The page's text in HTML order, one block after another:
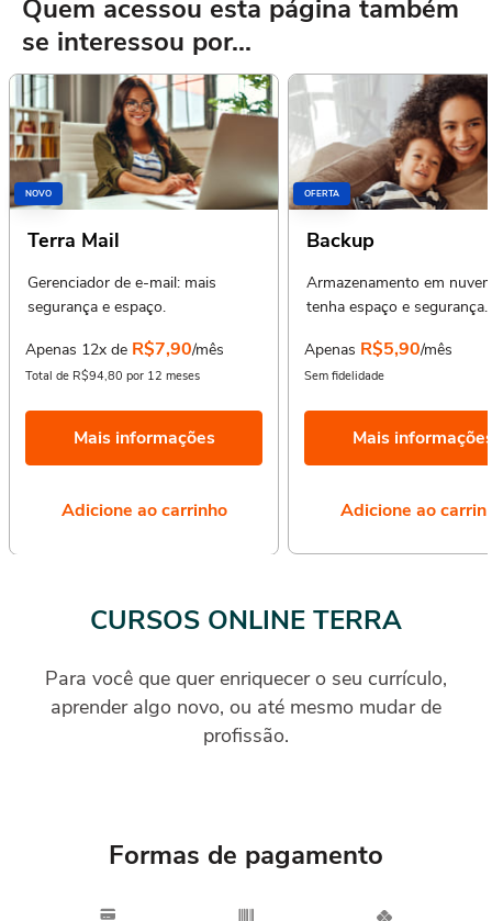
Quem acessou esta página também
se interessou por...
NOVO
Terra Mail
Gerenciador de e-mail: mais
segurança e espaço.
Apenas 12x de R$7,90/mês
Total de R$94,80 por 12 meses
Mais informações
Adicione ao carrinho
OFERTA
Backup
Armazenamento em
tenha espaço e segurança.
Apenas R$5,90/mês
Sem fidelidade
Mais
Adicione ao
CURSOS ONLINE TERRA
Para você que quer enriquecer o seu currículo,
aprender algo novo, ou até mesmo mudar de
profissão.
Formas de pagamento